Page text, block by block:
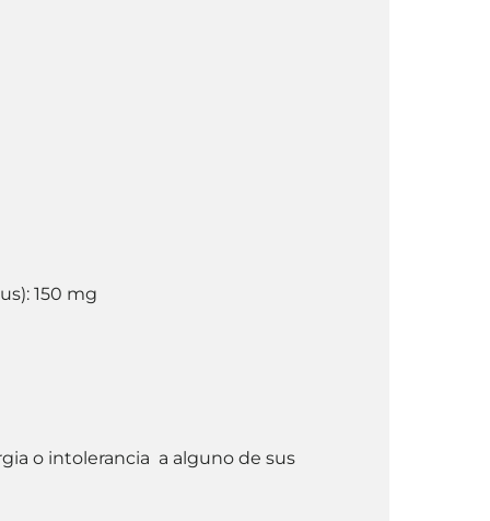
150 mg
o intolerancia a alguno de sus